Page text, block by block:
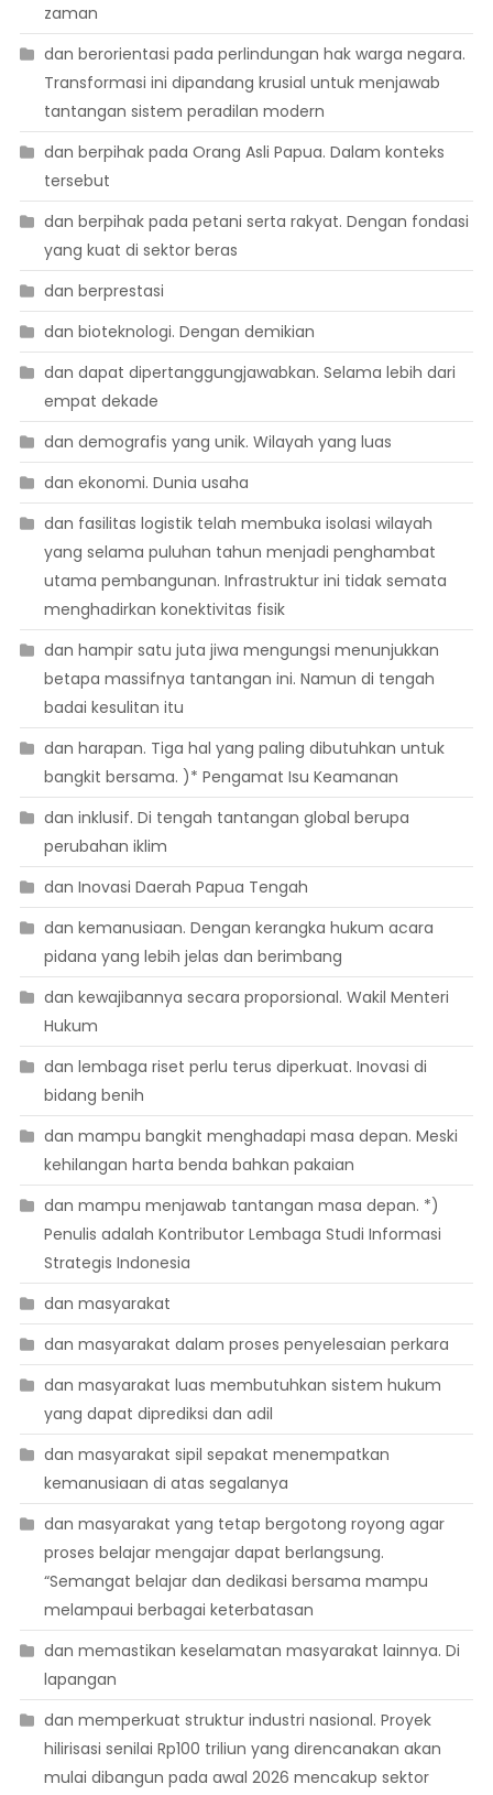
zaman
dan berorientasi pada perlindungan hak warga negara.
Transformasi ini dipandang krusial untuk menjawab
tantangan sistem peradilan modern
dan berpihak pada Orang Asli Papua. Dalam konteks
tersebut
dan berpihak pada petani serta rakyat. Dengan fondasi
yang kuat di sektor beras
dan berprestasi
dan bioteknologi. Dengan demikian
dan dapat dipertanggungjawabkan. Selama lebih dari
empat dekade
dan demografis yang unik. Wilayah yang luas
dan ekonomi. Dunia usaha
dan fasilitas logistik telah membuka isolasi wilayah
yang selama puluhan tahun menjadi penghambat
utama pembangunan. Infrastruktur ini tidak semata
menghadirkan konektivitas fisik
dan hampir satu juta jiwa mengungsi menunjukkan
betapa massifnya tantangan ini. Namun di tengah
badai kesulitan itu
dan harapan. Tiga hal yang paling dibutuhkan untuk
bangkit bersama. )* Pengamat Isu Keamanan
dan inklusif. Di tengah tantangan global berupa
perubahan iklim
dan Inovasi Daerah Papua Tengah
dan kemanusiaan. Dengan kerangka hukum acara
pidana yang lebih jelas dan berimbang
dan kewajibannya secara proporsional. Wakil Menteri
Hukum
dan lembaga riset perlu terus diperkuat. Inovasi di
bidang benih
dan mampu bangkit menghadapi masa depan. Meski
kehilangan harta benda bahkan pakaian
dan mampu menjawab tantangan masa depan. *)
Penulis adalah Kontributor Lembaga Studi Informasi
Strategis Indonesia
dan masyarakat
dan masyarakat dalam proses penyelesaian perkara
dan masyarakat luas membutuhkan sistem hukum
yang dapat diprediksi dan adil
dan masyarakat sipil sepakat menempatkan
kemanusiaan di atas segalanya
dan masyarakat yang tetap bergotong royong agar
proses belajar mengajar dapat berlangsung.
“Semangat belajar dan dedikasi bersama mampu
melampaui berbagai keterbatasan
dan memastikan keselamatan masyarakat lainnya. Di
lapangan
dan memperkuat struktur industri nasional. Proyek
hilirisasi senilai Rp100 triliun yang direncanakan akan
mulai dibangun pada awal 2026 mencakup sektor